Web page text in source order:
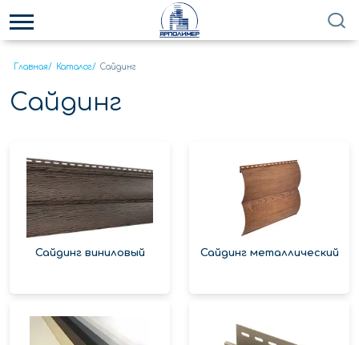
Главная/ Каталог/ Сайдинг
Сайдинг
Сайдинг виниловый Сайдинг металлический